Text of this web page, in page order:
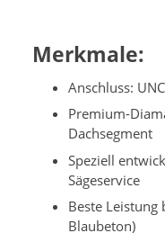
Merkmale:
Anschluss:
Premium-
Dachsegment
Speziell
Sägeservice
Beste Leistung
Blaubeton)